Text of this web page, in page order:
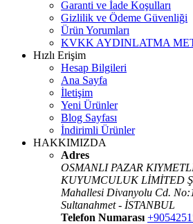
Garanti ve İade Koşulları
Gizlilik ve Ödeme Güvenliği
Ürün Yorumları
KVKK AYDINLATMA
Hızlı Erişim
Hesap Bilgileri
Ana Sayfa
İletişim
Yeni Ürünler
Blog Sayfası
İndirimli Ürünler
HAKKIMIZDA
Adres
OSMANLI PAZAR
KUYUMCULUK LİMİTED
Mahallesi Divanyolu Cd.
Sultanahmet - İSTANBUL
Telefon Numarası